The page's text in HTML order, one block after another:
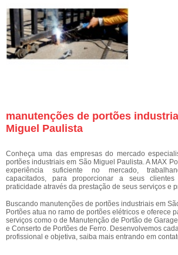
manutenções de portões
Miguel Paulista
Conheça uma das empresas do mercado
portões industriais em São Miguel Paulista. A MAX
experiência suficiente no mercado,
capacitados, para proporcionar a seus
praticidade através da prestação de seus serviços e
Buscando manutenções de portões industriais em
Portões atua no ramo de portões elétricos e oferece
serviços como o de Manutenção de Portão de
e Conserto de Portões de Ferro. Desenvolvemos
profissional e objetiva, saiba mais entrando em